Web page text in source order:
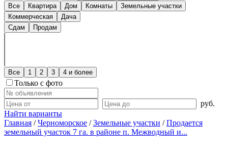
Все Квартира Дом Комнаты
Земельные участки
Коммерческая
Дача
Сдам
Продам
Все 1 2 3 4 и более
Только с фото
руб.
Найти варианты
Главная /Черноморское /Земельные участки /Продается
земельный участок 7 га. в районе п. Межводный и...